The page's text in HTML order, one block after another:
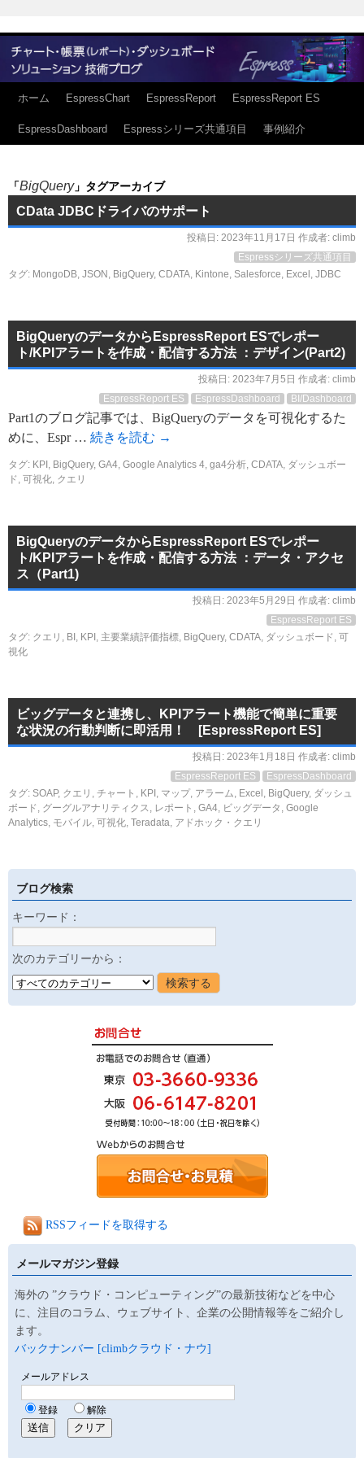
ホーム EspressChart EspressReport EspressReport ES
EspressDashboard Espressシリーズ共通項目 事例紹介
「BigQuery」タグアーカイブ
CData JDBCドライバのサポート
投稿日: 2023年11月17日 作成者: climb
Espressシリーズ共通項目
タグ: MongoDB, JSON , BigQuery, CDATA, Kintone, Salesforce, Excel , JDBC
BigQueryのデータからEspressReport ESでレポー
ト/KPIアラートを作成・配信する方法 ：デザイン(Part2)
投稿日: 2023年7月5日 作成者: climb
EspressReport ES
EspressDashboard BI/Dashboard
Part1のブログ記事では、BigQueryのデータを可視化するた
めに、Espr … 続きを読む →
タグ: KPI , BigQuery, GA4, Google Analytics 4, ga4分析, CDATA, ダッシュボー
ド, 可視化, クエリ
BigQueryのデータからEspressReport ESでレポー
ト/KPIアラートを作成・配信する方法 ：データ・アクセ
ス（Part1)
投稿日: 2023年5月29日 作成者: climb
EspressReport ES
タグ: クエリ , BI , KPI , 主要業績評価指標, BigQuery, CDATA, ダッシュボード, 可
視化
ビッグデータと連携し、KPIアラート機能で簡単に重要
な状況の行動判断に即活用！ [EspressReport ES]
投稿日: 2023年1月18日 作成者: climb
EspressReport ES
EspressDashboard
タグ: SOAP, クエリ , チャート , KPI , マップ, アラーム, Excel , BigQuery, ダッシュ
ボード, グーグルアナリティクス, レポート , GA4, ビッグデータ , Google
Analytics, モバイル, 可視化, Teradata, アドホック・クエリ
ブログ検索
キーワード：
次のカテゴリーから：
RSSフィードを取得する
メールマガジン登録
海外の ”クラウド・コンピューティング”の最新技術などを中心
に、注目のコラム、ウェブサイト、企業の公開情報等をご紹介し
ます。
バックナンバー [climbクラウド・ナウ]